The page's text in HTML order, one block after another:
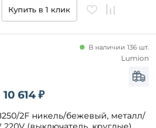
Купить в 1 клик
10 614 ₽
2F никель/бежевый, металл/
В наличии 136 шт.
Lumion